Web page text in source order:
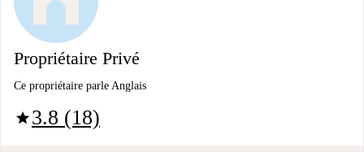
Propriétaire Privé
Ce propriétaire parle Anglais
star3.8 (18)